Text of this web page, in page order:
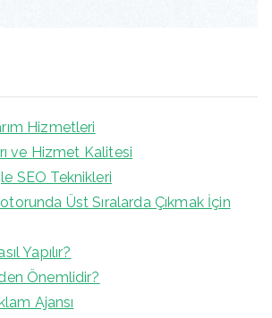
Hizmetleri
ve Hizmet Kalitesi
SEO Teknikleri
Üst Sıralarda Çıkmak İçin
Yapılır?
Önemlidir?
Ajansı